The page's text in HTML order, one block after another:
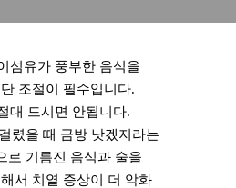
섬유가 풍부한 음식을
조절이 필수입니다.
대 드시면 안됩니다.
렸을 때 금방 낫겠지라는
로 기름진 음식과 술을
서 치열 증상이 더 악화